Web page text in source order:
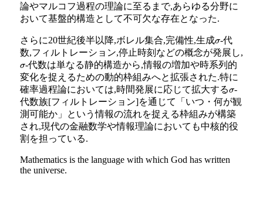
論やマルコフ過程の理論に至るまで,あらゆる分野に
おいて基盤的構造として不可欠な存在となった.
さらに20世紀後半以降,ボレル集合,完備性,生成σ-代
数,フィルトレーション,停止時刻などの概念が発展し,
σ-代数は単なる静的構造から,情報の増加や時系列的
変化を捉えるための動的枠組みへと拡張された.特に
確率過程論においては,時間発展に応じて拡大するσ-
代数族[フィルトレーション]を通じて「いつ・何が観
測可能か」という情報の流れを捉える枠組みが構築
され,現代の金融数学や情報理論においても中核的役
割を担っている.
Mathematics is the language with which God has written
the universe.